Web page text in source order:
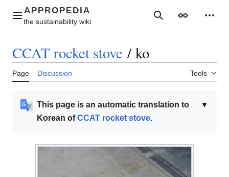
contentMain menu SearchAppearance
CCAT rocket stove / ko
Page Discussion Tools
▼
This page is an automatic translation to
Korean ofCCAT rocket stove.